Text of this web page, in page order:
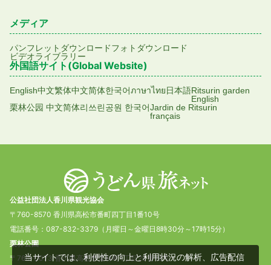
メディア
パンフレットダウンロードフォトダウンロード
ビデオライブラリー
外国語サイト(Global Website)
English中文繁体中文简体한국어ภาษาไทย日本語Ritsurin garden
English
栗林公园 中文简体리쓰린공원 한국어Jardin de Ritsurin
français
公益社団法人香川県観光協会
〒760-8570 香川県高松市番町四丁目1番10号
電話番号：087-832-3379（月曜日～金曜日8時30分～17時15分）
栗林公園
〒760-0073 香川県高松市栗林町1丁目20番16号
当サイトでは、利便性の向上と利用状況の解析、広告配信